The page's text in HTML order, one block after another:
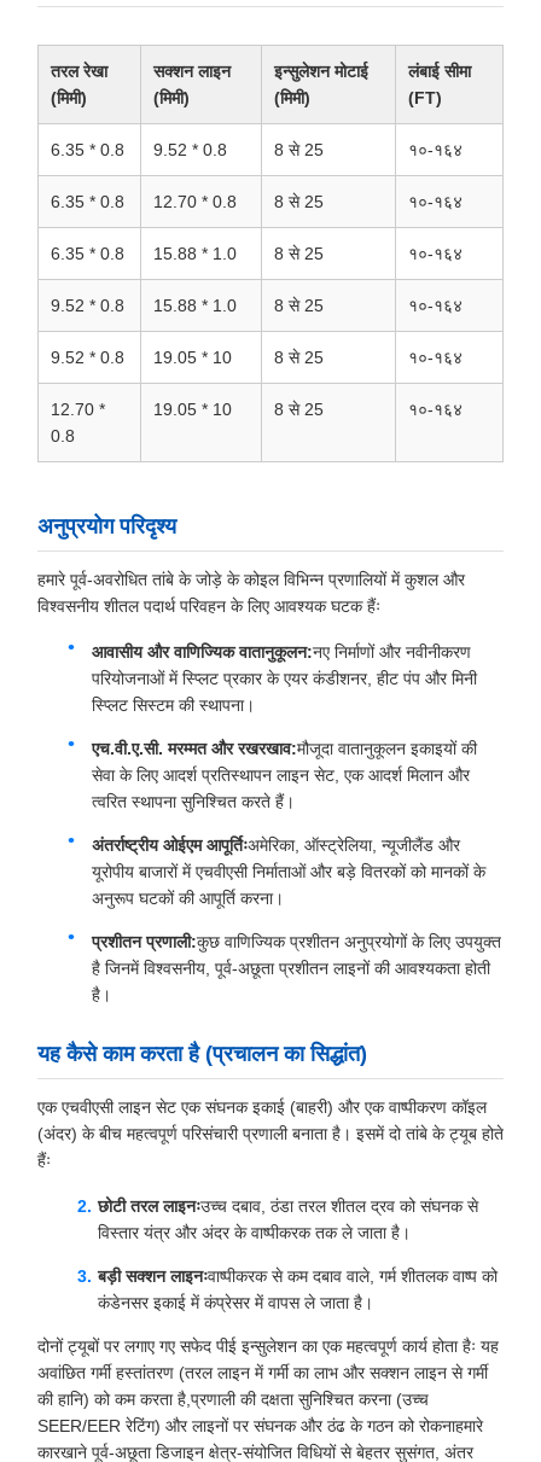
तरल रेखा
(मिमी)
सक्शन लाइन
(मिमी)
इन्सुलेशन मोटाई
(मिमी)
लंबाई सीमा
(FT)
6.35 * 0.8 9.52 * 0.8 8 से 25 १०-१६४
6.35 * 0.8 12.70 * 0.8 8 से 25 १०-१६४
6.35 * 0.8 15.88 * 1.0 8 से 25 १०-१६४
9.52 * 0.8 15.88 * 1.0 8 से 25 १०-१६४
9.52 * 0.8 19.05 * 10 8 से 25 १०-१६४
12.70 *
0.8
19.05 * 10 8 से 25 १०-१६४
अनुप्रयोग परिदृश्य
हमारे पूर्व-अवरोधित तांबे के जोड़े के कोइल विभिन्न प्रणालियों में कुशल और
विश्वसनीय शीतल पदार्थ परिवहन के लिए आवश्यक घटक हैंः
आवासीय और वाणिज्यिक वातानुकूलन:नए निर्माणों और नवीनीकरण
परियोजनाओं में स्प्लिट प्रकार के एयर कंडीशनर, हीट पंप और मिनी
स्प्लिट सिस्टम की स्थापना।
एच.वी.ए.सी. मरम्मत और रखरखाव:मौजूदा वातानुकूलन इकाइयों की
सेवा के लिए आदर्श प्रतिस्थापन लाइन सेट, एक आदर्श मिलान और
त्वरित स्थापना सुनिश्चित करते हैं।
अंतर्राष्ट्रीय ओईएम आपूर्तिःअमेरिका, ऑस्ट्रेलिया, न्यूजीलैंड और
यूरोपीय बाजारों में एचवीएसी निर्माताओं और बड़े वितरकों को मानकों के
अनुरूप घटकों की आपूर्ति करना।
प्रशीतन प्रणाली:कुछ वाणिज्यिक प्रशीतन अनुप्रयोगों के लिए उपयुक्त
है जिनमें विश्वसनीय, पूर्व-अछूता प्रशीतन लाइनों की आवश्यकता होती
है।
यह कैसे काम करता है (प्रचालन का सिद्धांत)
एक एचवीएसी लाइन सेट एक संघनक इकाई (बाहरी) और एक वाष्पीकरण कॉइल
(अंदर) के बीच महत्वपूर्ण परिसंचारी प्रणाली बनाता है। इसमें दो तांबे के ट्यूब होते
हैंः
छोटी तरल लाइनःउच्च दबाव, ठंडा तरल शीतल द्रव को संघनक से
विस्तार यंत्र और अंदर के वाष्पीकरक तक ले जाता है।
बड़ी सक्शन लाइनःवाष्पीकरक से कम दबाव वाले, गर्म शीतलक वाष्प को
कंडेनसर इकाई में कंप्रेसर में वापस ले जाता है।
दोनों ट्यूबों पर लगाए गए सफेद पीई इन्सुलेशन का एक महत्वपूर्ण कार्य होता हैः यह
अवांछित गर्मी हस्तांतरण (तरल लाइन में गर्मी का लाभ और सक्शन लाइन से गर्मी
की हानि) को कम करता है,प्रणाली की दक्षता सुनिश्चित करना (उच्च
SEER/EER रेटिंग) और लाइनों पर संघनक और ठंढ के गठन को रोकनाहमारे
कारखाने पूर्व-अछूता डिजाइन क्षेत्र-संयोजित विधियों से बेहतर सुसंगत, अंतर